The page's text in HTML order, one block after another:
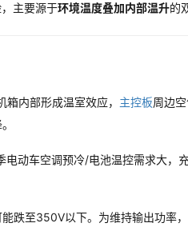
主要源于环境温度叠加内部温升的
内部形成温室效应， 主控板周边
动车空调预冷/电池温控需求大，充
跌至350V以下。为维持输出功率